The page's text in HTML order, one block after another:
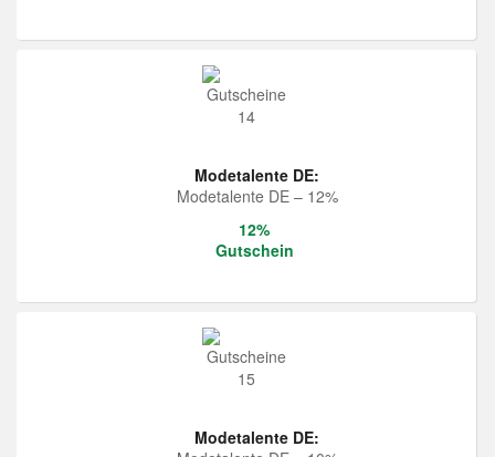
Modetalente DE:
Modetalente DE – 12%
12%
Gutschein
Modetalente DE: